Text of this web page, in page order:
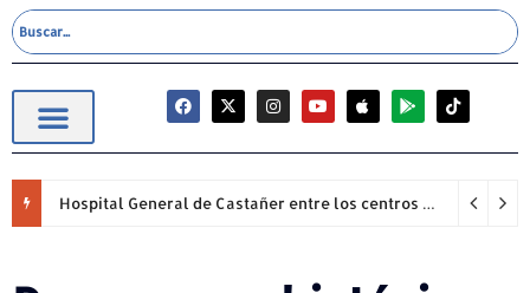
Hospital General de Castañer entre los centros de salud comunitarios con mejor desempeño clínico de Estados Unidos